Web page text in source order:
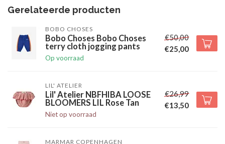
Gerelateerde producten
BOBO CHOSES
Bobo Choses Bobo Choses
terry cloth jogging pants
Op voorraad
€50,00
€25,00
LIL' ATELIER
Lil' Atelier NBFHIBA LOOSE
BLOOMERS LIL Rose Tan
Niet op voorraad
€26,99
€13,50
MARMAR COPENHAGEN